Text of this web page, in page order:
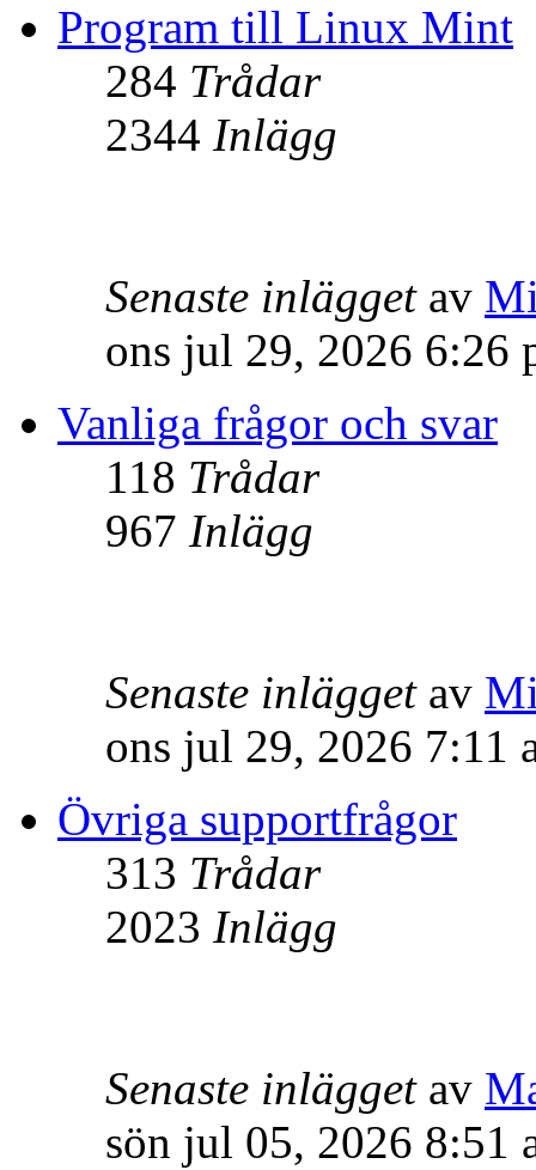
Program till Linux Mint
284 Trådar
2344 Inlägg
Senaste inläggetav
ons jul 29, 2026 6:26
Vanliga frågor och svar
118 Trådar
967 Inlägg
Senaste inläggetav
ons jul 29, 2026 7:11
Övriga supportfrågor
313 Trådar
2023 Inlägg
Senaste inläggetav
sön jul 05, 2026 8:51